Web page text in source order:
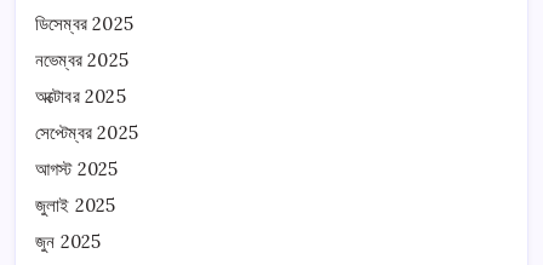
ডিসেম্বর 2025
নভেম্বর 2025
অক্টোবর 2025
সেপ্টেম্বর 2025
আগস্ট 2025
জুলাই 2025
জুন 2025